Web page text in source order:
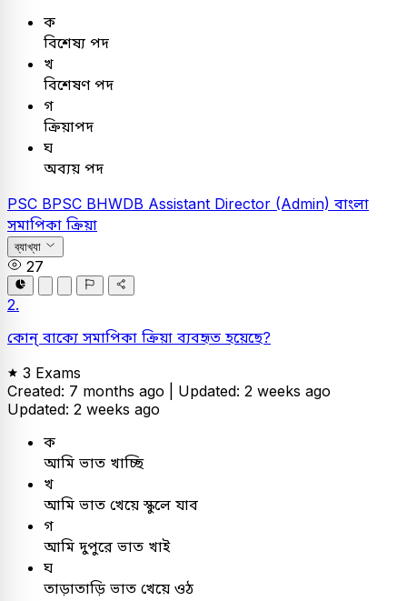
ক
বিশেষ্য পদ
খ
বিশেষণ পদ
গ
ক্রিয়াপদ
ঘ
অব্যয় পদ
PSC BPSC BHWDB Assistant Director (Admin) বাংলা
সমাপিকা ক্রিয়া
ব্যাখ্যা
27
2.
কোন্ বাক্যে সমাপিকা ক্রিয়া ব্যবহৃত হয়েছে?
3 Exams
Created: 7 months ago | Updated: 2 weeks ago
Updated: 2 weeks ago
ক
আমি ভাত খাচ্ছি
খ
আমি ভাত খেয়ে স্কুলে যাব
গ
আমি দুপুরে ভাত খাই
ঘ
তাড়াতাড়ি ভাত খেয়ে ওঠ